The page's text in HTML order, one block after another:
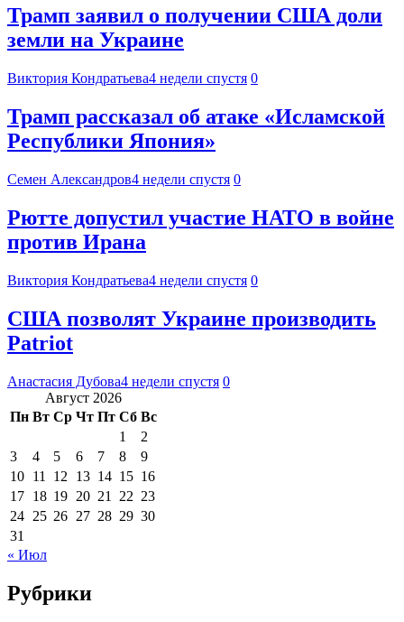
Трамп заявил о получении США доли
земли на Украине
Виктория Кондратьева4 недели спустя 0
Трамп рассказал об атаке «Исламской
Республики Япония»
Семен Александров4 недели спустя 0
Рютте допустил участие НАТО в войне
против Ирана
Виктория Кондратьева4 недели спустя 0
США позволят Украине производить
Patriot
Анастасия Дубова4 недели спустя 0
Август 2026
Пн Вт Ср Чт Пт Сб Вс
1
2
3
4 5 6 7 8
9
10 11 12 13 14 15 16
17 18 19 20 21 22 23
24 25 26 27 28 29 30
31
« Июл
Рубрики